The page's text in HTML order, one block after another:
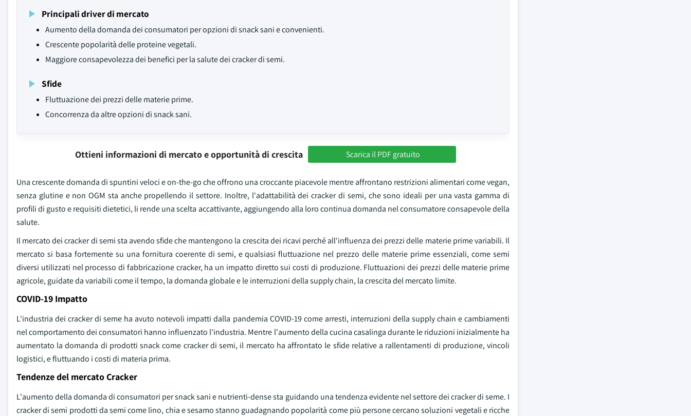
Principali driver di mercato
Aumento della domanda dei consumatori per opzioni di snack sani e convenienti.
Crescente popolarità delle proteine vegetali.
Maggiore consapevolezza dei benefici per la salute dei cracker di semi.
Sfide
Fluttuazione dei prezzi delle materie prime.
Concorrenza da altre opzioni di snack sani.
Ottieni informazioni di mercato e opportunità di crescita Scarica il PDF gratuito
Una crescente domanda di spuntini veloci e on-the-go che offrono una croccante piacevole mentre affrontano restrizioni alimentari come vegan,
senza glutine e non OGM sta anche propellendo il settore. Inoltre, l'adattabilità dei cracker di semi, che sono ideali per una vasta gamma di
profili di gusto e requisiti dietetici, li rende una scelta accattivante, aggiungendo alla loro continua domanda nel consumatore consapevole della
salute.
Il mercato dei cracker di semi sta avendo sfide che mantengono la crescita dei ricavi perché all'influenza dei prezzi delle materie prime variabili. Il
mercato si basa fortemente su una fornitura coerente di semi, e qualsiasi fluttuazione nel prezzo delle materie prime essenziali, come semi
diversi utilizzati nel processo di fabbricazione cracker, ha un impatto diretto sui costi di produzione. Fluttuazioni dei prezzi delle materie prime
agricole, guidate da variabili come il tempo, la domanda globale e le interruzioni della supply chain, la crescita del mercato limite.
COVID-19 Impatto
L'industria dei cracker di seme ha avuto notevoli impatti dalla pandemia COVID-19 come arresti, interruzioni della supply chain e cambiamenti
nel comportamento dei consumatori hanno influenzato l'industria. Mentre l'aumento della cucina casalinga durante le riduzioni inizialmente ha
aumentato la domanda di prodotti snack come cracker di semi, il mercato ha affrontato le sfide relative a rallentamenti di produzione, vincoli
logistici, e fluttuando i costi di materia prima.
Tendenze del mercato Cracker
L'aumento della domanda di consumatori per snack sani e nutrienti-dense sta guidando una tendenza evidente nel settore dei cracker di seme. I
cracker di semi prodotti da semi come lino, chia e sesamo stanno guadagnando popolarità come più persone cercano soluzioni vegetali e ricche